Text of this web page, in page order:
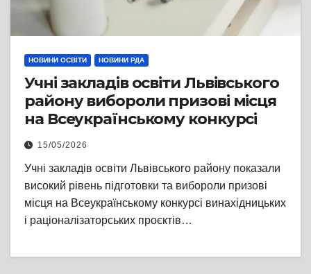
НОВИНИ ОСВІТИ НОВИНИ РДА
Учні закладів освіти Львівського
району вибороли призові місця
на Всеукраїнському конкурсі
15/05/2026
Учні закладів освіти Львівського району показали
високий рівень підготовки та вибороли призові
місця на Всеукраїнському конкурсі винахідницьких
і раціоналізаторських проєктів…